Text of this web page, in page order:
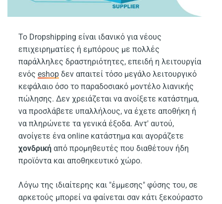
Το Dropshipping είναι ιδανικό για νέους
επιχειρηματίες ή εμπόρους με πολλές
παράλληλες δραστηριότητες, επειδή η λειτουργία
ενόςeshop δεν απαιτεί τόσο μεγάλο λειτουργικό
κεφάλαιο όσο το παραδοσιακό μοντέλο λιανικής
πώλησης. Δεν χρειάζεται να ανοίξετε κατάστημα,
να προσλάβετε υπαλλήλους, να έχετε αποθήκη ή
να πληρώνετε τα γενικά έξοδα. Αντ' αυτού,
ανοίγετε ένα online κατάστημα και αγοράζετε
χονδρική από προμηθευτές που διαθέτουν ήδη
προϊόντα και αποθηκευτικό χώρο.
Λόγω της ιδιαίτερης και "έμμεσης" φύσης του, σε
αρκετούς μπορεί να φαίνεται σαν κάτι ξεκούραστο